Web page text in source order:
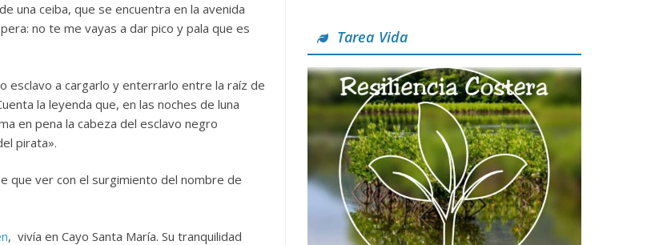
una ceiba, que se encuentra en la avenida
no te me vayas a dar pico y pala que es
esclavo a cargarlo y enterrarlo entre la raíz de
la leyenda que, en las noches de luna
en pena la cabeza del esclavo negro
del pirata».
que ver con el surgimiento del nombre de
, vivía en Cayo Santa María. Su tranquilidad
Tarea Vida